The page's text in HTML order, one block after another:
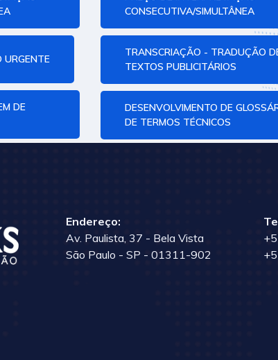
URGENTE
DE
CONSECUTIVA/SIMULTÂNEA
TRANSCRIAÇÃO - TRADUÇÃO
TEXTOS PUBLICITÁRIOS
DESENVOLVIMENTO DE
DE TERMOS TÉCNICOS
Endereço:
Av. Paulista, 37 - Bela Vista
São Paulo - SP - 01311-902